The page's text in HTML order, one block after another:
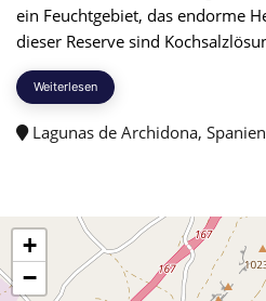
ein Feuchtgebiet, das endorme
dieser Reserve sind
Weiterlesen
Lagunas de Archidona, Spanien
+
−